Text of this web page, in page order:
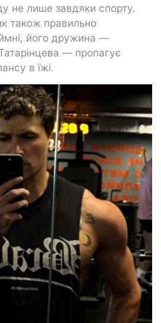
не лише завдяки спорту.
також правильно
його дружина —
— пропагує
в їжі.